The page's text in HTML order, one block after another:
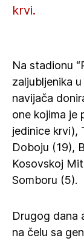
krvi.
Na stadionu
zaljubljenika
navijača
one kojima je
jedinice krvi),
Doboju (19),
Kosovskoj
Somboru (5).
Drugog dana
na čelu sa